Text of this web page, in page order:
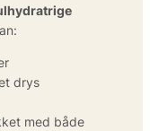
drys
med både